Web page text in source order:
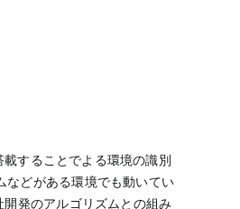
することでよる環境の識別
などがある環境でも動いてい
発のアルゴリズムとの組み